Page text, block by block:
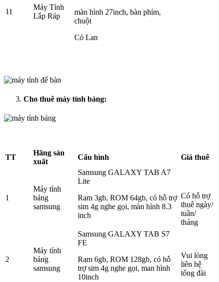
11
Máy Tính
Lắp Ráp
màn hình 27inch, bàn phím,
chuột
Có Lan
Cho thuê máy tính bảng:
TT
Hãng sản
xuất
Cấu hình Giá thuê
1
Máy tính
bảng
samsung
Samsung GALAXY TAB A7
Lite
Ram 3gb, ROM 64gb, có hỗ trợ
sim 4g nghe gọi, màn hình 8.3
inch
Có hỗ trợ
thuê ngày/
tuần/
tháng
Vui lòng
liên hệ
tổng đài
2
Máy tính
bảng
samsung
Samsung GALAXY TAB S7
FE
Ram 6gb, ROM 128gb, có hỗ
trợ sim 4g nghe gọi, man hình
10inch